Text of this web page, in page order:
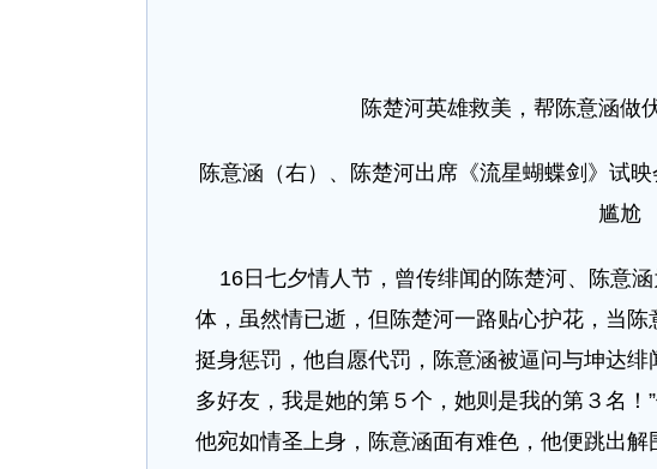
陈楚河英雄救美，帮陈意涵做
陈意涵（右）、陈楚河出席《流星蝴蝶剑》试
尴尬
16日七夕情人节，曾传绯闻的陈楚河、陈意
体，虽然情已逝，但陈楚河一路贴心护花，当
挺身惩罚，他自愿代罚，陈意涵被逼问与坤达
多好友，我是她的第５个，她则是我的第３名！
他宛如情圣上身，陈意涵面有难色，他便跳出